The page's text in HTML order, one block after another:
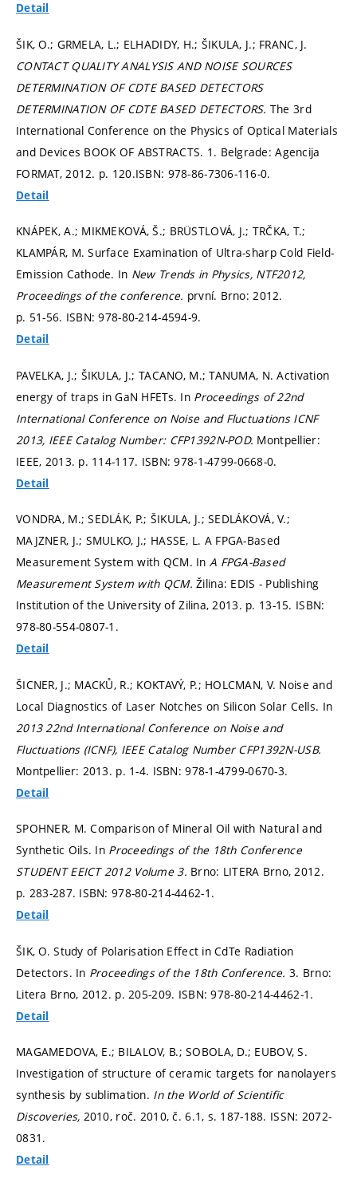
Detail
ŠIK, O.; GRMELA, L.; ELHADIDY, H.; ŠIKULA, J.; FRANC, J.
CONTACT QUALITY ANALYSIS AND NOISE SOURCES
DETERMINATION OF CDTE BASED DETECTORS
DETERMINATION OF CDTE BASED DETECTORS. The 3rd
International Conference on the Physics of Optical Materials
and Devices BOOK OF ABSTRACTS. 1. Belgrade: Agencija
FORMAT, 2012. p. 120.ISBN: 978-86-7306-116-0.
Detail
KNÁPEK, A.; MIKMEKOVÁ, Š.; BRÜSTLOVÁ, J.; TRČKA, T.;
KLAMPÁR, M. Surface Examination of Ultra-sharp Cold Field-
Emission Cathode. In New Trends in Physics, NTF2012,
Proceedings of the conference. první. Brno: 2012.
p. 51-56. ISBN: 978-80-214-4594-9.
Detail
PAVELKA, J.; ŠIKULA, J.; TACANO, M.; TANUMA, N. Activation
energy of traps in GaN HFETs. In Proceedings of 22nd
International Conference on Noise and Fluctuations ICNF
2013, IEEE Catalog Number: CFP1392N-POD. Montpellier:
IEEE, 2013. p. 114-117. ISBN: 978-1-4799-0668-0.
Detail
VONDRA, M.; SEDLÁK, P.; ŠIKULA, J.; SEDLÁKOVÁ, V.;
MAJZNER, J.; SMULKO, J.; HASSE, L. A FPGA-Based
Measurement System with QCM. In A FPGA-Based
Measurement System with QCM.Žilina: EDIS - Publishing
Institution of the University of Zilina, 2013. p. 13-15. ISBN:
978-80-554-0807-1.
Detail
ŠICNER, J.; MACKŮ, R.; KOKTAVÝ, P.; HOLCMAN, V. Noise and
Local Diagnostics of Laser Notches on Silicon Solar Cells. In
2013 22nd International Conference on Noise and
Fluctuations (ICNF), IEEE Catalog Number CFP1392N-USB.
Montpellier: 2013. p. 1-4. ISBN: 978-1-4799-0670-3.
Detail
SPOHNER, M. Comparison of Mineral Oil with Natural and
Synthetic Oils. In Proceedings of the 18th Conference
STUDENT EEICT 2012 Volume 3. Brno: LITERA Brno, 2012.
p. 283-287. ISBN: 978-80-214-4462-1.
Detail
ŠIK, O. Study of Polarisation Effect in CdTe Radiation
Detectors. In Proceedings of the 18th Conference.3. Brno:
Litera Brno, 2012. p. 205-209. ISBN: 978-80-214-4462-1.
Detail
MAGAMEDOVA, E.; BILALOV, B.; SOBOLA, D.; EUBOV, S.
Investigation of structure of ceramic targets for nanolayers
synthesis by sublimation. In the World of Scientific
Discoveries, 2010, roč. 2010, č. 6.1, s. 187-188. ISSN: 2072-
0831.
Detail